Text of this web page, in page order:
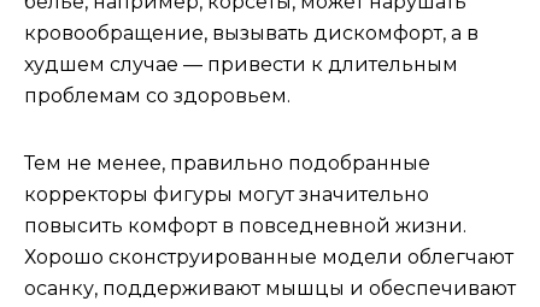
кровообращение, вызывать дискомфорт, а в
худшем случае — привести к длительным
проблемам со здоровьем.
Тем не менее, правильно подобранные
корректоры фигуры могут значительно
повысить комфорт в повседневной жизни.
Хорошо сконструированные модели облегчают
осанку, поддерживают мышцы и обеспечивают